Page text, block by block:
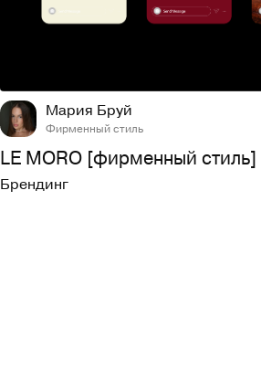
Мария Бруй
Фирменный стиль
LE MORO [фирменный стиль]
Брендинг